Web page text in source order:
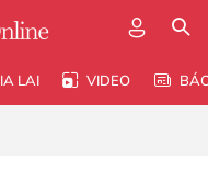
LAI VIDEO